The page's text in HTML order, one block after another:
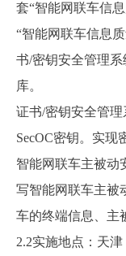
套“智能网联车信
“智能网联车信息
书/密钥安全管理
库。
证书/密钥安全管理
SecOC密钥。实现
智能网联车主被动
写智能网联车主被
车的终端信息、主
2.2实施地点： 天津